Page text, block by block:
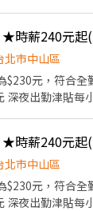
北市中山區
$230元，符合全
勤津貼每小時加
明】 《內場》:餐點製
《外場》:接待
北市中山區
$230元，符合全
勤津貼每小時加